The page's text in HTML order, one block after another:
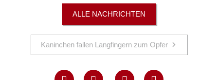
ALLE NACHRICHTEN
Kaninchen fallen Langfingern zum Opfer